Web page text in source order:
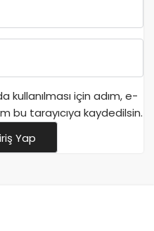
kullanılması için adım, e-
bu tarayıcıya kaydedilsin.
Yap